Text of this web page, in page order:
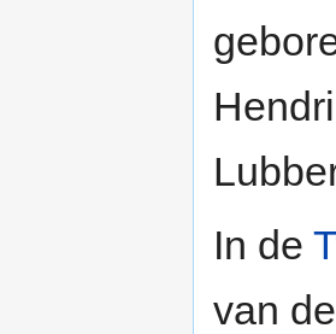
In de
van de